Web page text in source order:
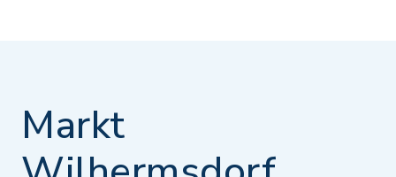
Markt